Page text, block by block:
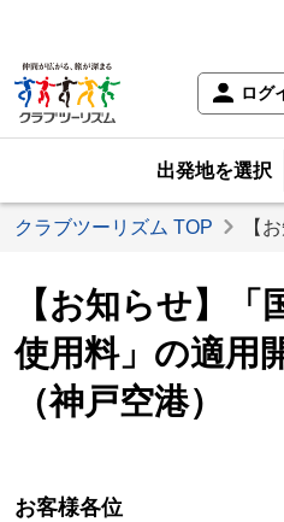
ログ
出発地を選択
クラブツーリズム TOP 【
【お知らせ】「
使用料」の適用
（神戸空港）
お客様各位